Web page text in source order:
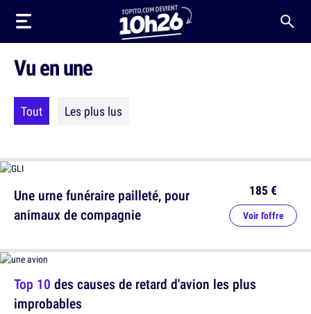
Vu en une
Tout Les plus lus
Une urne funéraire pailleté, pour
animaux de compagnie
185 €
Voir l'offre
Top 10 des causes de retard d'avion les plus
improbables